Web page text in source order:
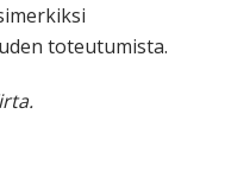
toteutumista.